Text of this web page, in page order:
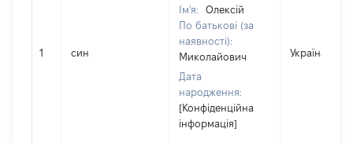
1 син
Ім'я:
Олексій
По батькові (за
наявності):
Миколайович
Дата
народження:
[Конфіденційна
інформація]
Україна